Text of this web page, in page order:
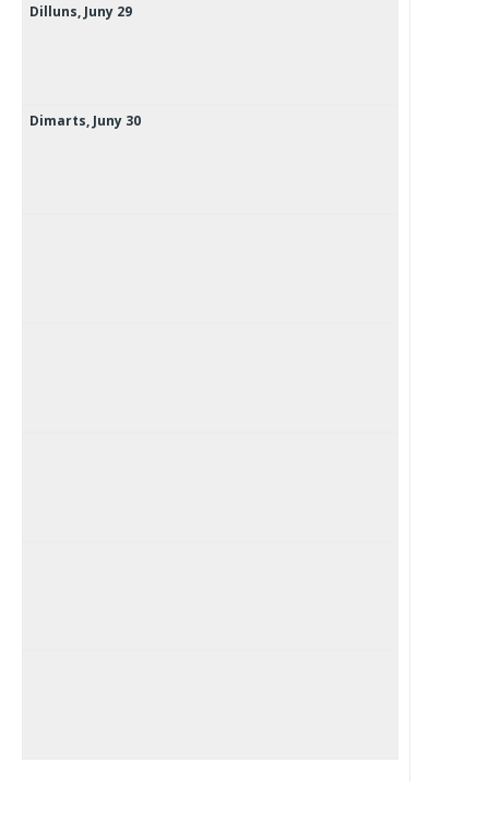
Dilluns, Juny 29
Dimarts, Juny 30